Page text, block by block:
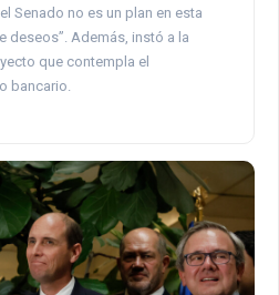
Senado no es un plan en esta
deseos”. Además, instó a la
que contempla el
bancario.